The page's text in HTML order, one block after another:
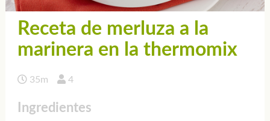
Receta de merluza a la
marinera en la thermomix
35m 4
Ingredientes